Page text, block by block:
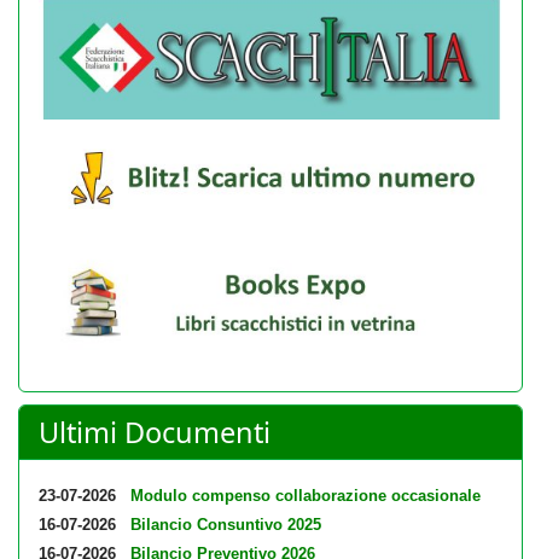
Ultimi Documenti
23-07-2026
Modulo compenso collaborazione occasionale
16-07-2026
Bilancio Consuntivo 2025
16-07-2026
Bilancio Preventivo 2026